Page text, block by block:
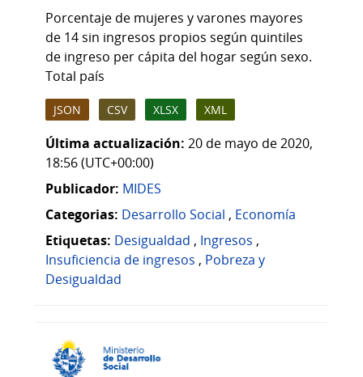
Porcentaje de mujeres y varones mayores
de 14 sin ingresos propios según quintiles
de ingreso per cápita del hogar según sexo.
Total país
JSON CSV XLSX XML
Última actualización: 20 de mayo de 2020,
18:56 (UTC+00:00)
Publicador: MIDES
Categorias: Desarrollo Social , Economía
Etiquetas: Desigualdad , Ingresos ,
Insuficiencia de ingresos , Pobreza y
Desigualdad